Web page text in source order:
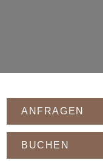
ANFRAGEN
BUCHEN